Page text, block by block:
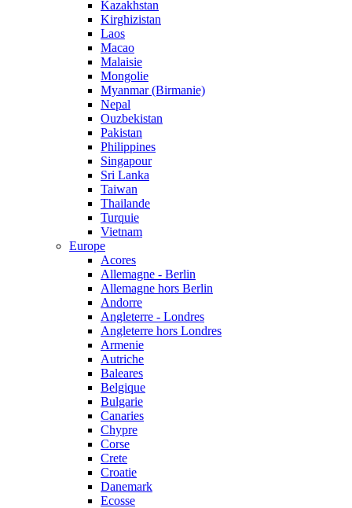
Kazakhstan
Kirghizistan
Laos
Macao
Malaisie
Mongolie
Myanmar (Birmanie)
Nepal
Ouzbekistan
Pakistan
Philippines
Singapour
Sri Lanka
Taiwan
Thailande
Turquie
Vietnam
Europe
Acores
Allemagne - Berlin
Allemagne hors Berlin
Andorre
Angleterre - Londres
Angleterre hors Londres
Armenie
Autriche
Baleares
Belgique
Bulgarie
Canaries
Chypre
Corse
Crete
Croatie
Danemark
Ecosse